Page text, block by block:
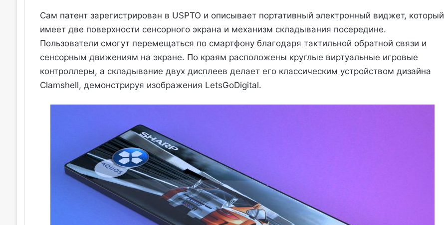
Сам патент зарегистрирован в USPTO и описывает портативный электронный виджет, который
имеет две поверхности сенсорного экрана и механизм складывания посередине.
Пользователи смогут перемещаться по смартфону благодаря тактильной обратной связи и
сенсорным движениям на экране. По краям расположены круглые виртуальные игровые
контроллеры, а складывание двух дисплеев делает его классическим устройством дизайна
Clamshell, демонстрируя изображения LetsGoDigital.